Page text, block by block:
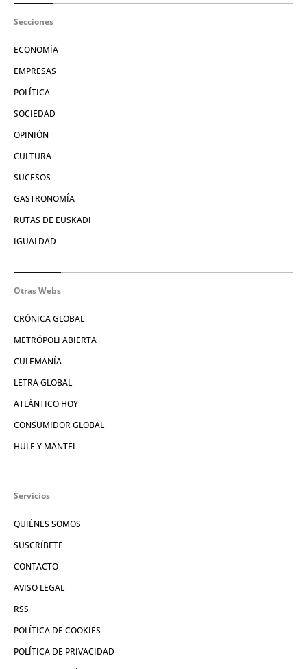
Secciones
ECONOMÍA
EMPRESAS
POLÍTICA
SOCIEDAD
OPINIÓN
CULTURA
SUCESOS
GASTRONOMÍA
RUTAS DE EUSKADI
IGUALDAD
Otras Webs
CRÓNICA GLOBAL
METRÓPOLI ABIERTA
CULEMANÍA
LETRA GLOBAL
ATLÁNTICO HOY
CONSUMIDOR GLOBAL
HULE Y MANTEL
Servicios
QUIÉNES SOMOS
SUSCRÍBETE
CONTACTO
AVISO LEGAL
RSS
POLÍTICA DE COOKIES
POLÍTICA DE PRIVACIDAD